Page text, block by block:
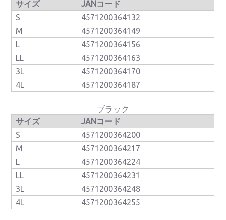
サイズ
JANコード
S
4571200364132
M
4571200364149
L
4571200364156
LL
4571200364163
3L
4571200364170
4L
4571200364187
ブラック
サイズ
JANコード
S
4571200364200
M
4571200364217
L
4571200364224
LL
4571200364231
3L
4571200364248
4L
4571200364255